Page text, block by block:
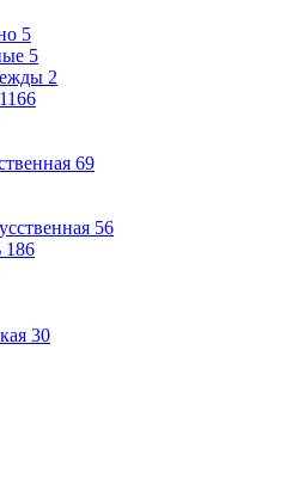
5
5
2
1166
69
56
186
30